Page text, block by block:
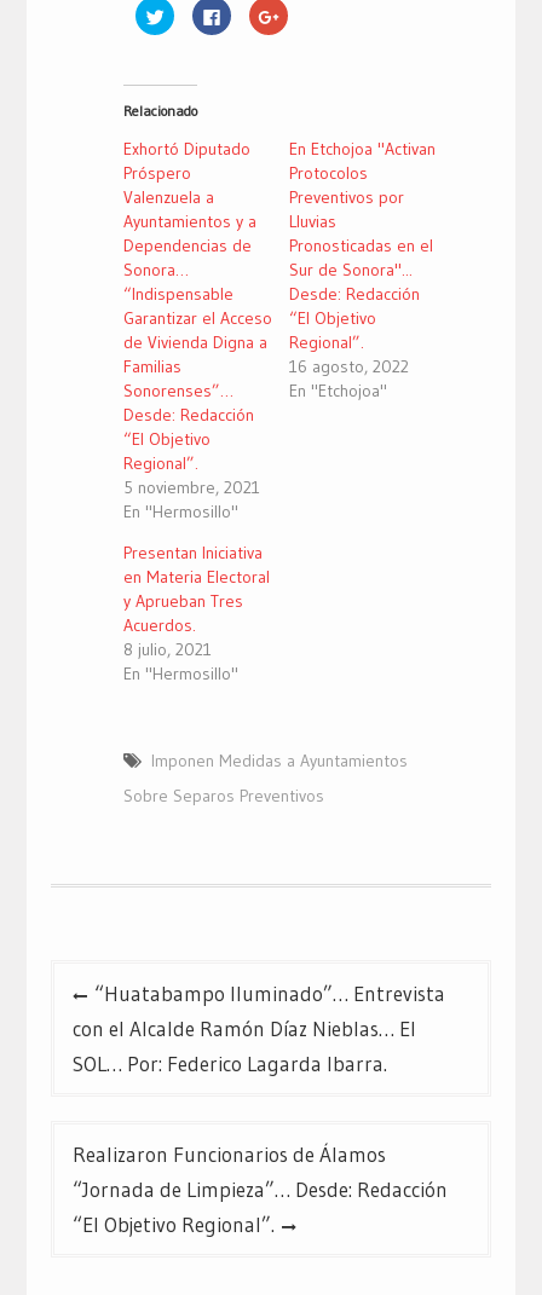
Haz
clic
Twitter
abre
una
ventana
nueva)
Haz
clic
una
ventana
Haz
clic
una
ventana
nueva)
Relacionado
Exhortó Diputado
Próspero
Valenzuela a
Ayuntamientos y a
Dependencias de
Sonora…
“Indispensable
Garantizar el Acceso
de Vivienda Digna a
Familias
Sonorenses”…
Desde: Redacción
“El Objetivo
Regional”.
5 noviembre, 2021
En "Hermosillo"
En Etchojoa "Activan
Protocolos
Preventivos por
Lluvias
Pronosticadas en el
Sur de Sonora"...
Desde: Redacción
“El Objetivo
Regional”.
16 agosto, 2022
En "Etchojoa"
Presentan Iniciativa
en Materia Electoral
y Aprueban Tres
Acuerdos.
8 julio, 2021
En "Hermosillo"
Imponen Medidas a Ayuntamientos
Sobre Separos Preventivos
Navegación
entradas
“Huatabampo Iluminado”… Entrevista
con el Alcalde Ramón Díaz Nieblas… El
SOL… Por: Federico Lagarda Ibarra.
Realizaron Funcionarios de Álamos
“Jornada de Limpieza”… Desde: Redacción
“El Objetivo Regional”.